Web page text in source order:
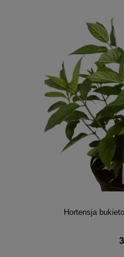
Hortensja